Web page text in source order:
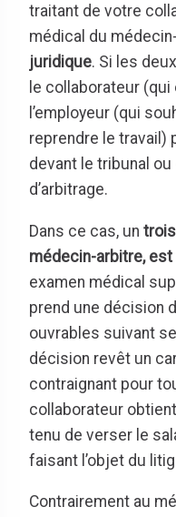
traitant de votre
médical du
juridique. Si les
le collaborateur
l’employeur (qui
reprendre le travail)
devant le tribunal
d’arbitrage.
Dans ce cas, un
médecin-arbitre,
examen médical
prend une décision
ouvrables suivant
décision revêt un
contraignant pour
collaborateur
tenu de verser le
faisant l’objet du
Contrairement au